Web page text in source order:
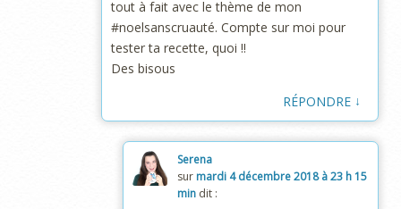
tout à fait avec le thème de mon
#noelsanscruauté. Compte sur moi pour
tester ta recette, quoi !!
Des bisous
RÉPONDRE ↓
Serena
sur mardi 4 décembre 2018 à 23 h 15
min dit :